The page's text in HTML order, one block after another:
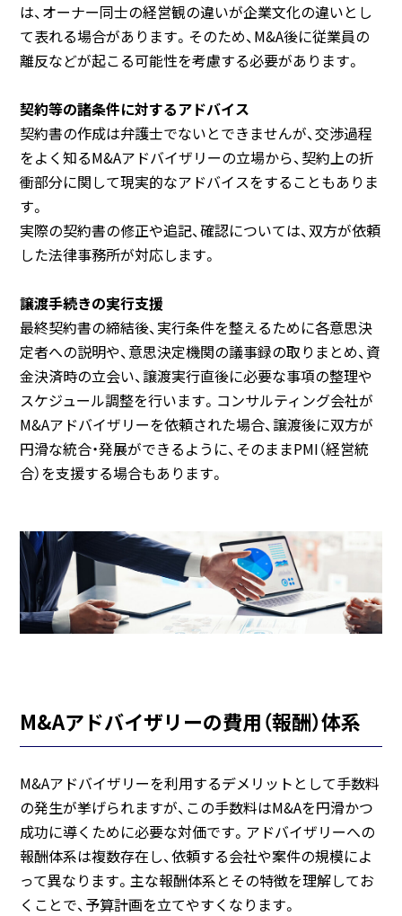
は、オーナー同士の経営観の違いが企業文化の違いとし
て表れる場合があります。そのため、M&A後に従業員の
離反などが起こる可能性を考慮する必要があります。
契約等の諸条件に対するアドバイス
契約書の作成は弁護士でないとできませんが、交渉過程
をよく知るM&Aアドバイザリーの立場から、契約上の折
衝部分に関して現実的なアドバイスをすることもありま
す。
実際の契約書の修正や追記、確認については、双方が依頼
した法律事務所が対応します。
譲渡手続きの実行支援
最終契約書の締結後、実行条件を整えるために各意思決
定者への説明や、意思決定機関の議事録の取りまとめ、資
金決済時の立会い、譲渡実行直後に必要な事項の整理や
スケジュール調整を行います。コンサルティング会社が
M&Aアドバイザリーを依頼された場合、譲渡後に双方が
円滑な統合・発展ができるように、そのままPMI（経営統
合）を支援する場合もあります。
M&Aアドバイザリーの費用（報酬）体系
M&Aアドバイザリーを利用するデメリットとして手数料
の発生が挙げられますが、この手数料はM&Aを円滑かつ
成功に導くために必要な対価です。アドバイザリーへの
報酬体系は複数存在し、依頼する会社や案件の規模によ
って異なります。主な報酬体系とその特徴を理解してお
くことで、予算計画を立てやすくなります。